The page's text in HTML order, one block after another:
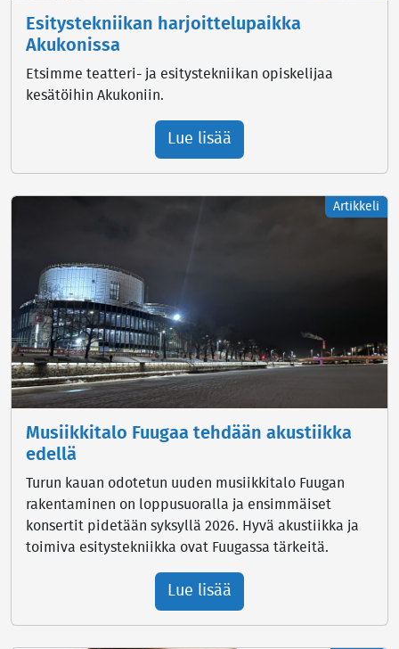
Esitystekniikan harjoittelupaikka
Akukonissa
Etsimme teatteri- ja esitystekniikan opiskelijaa
kesätöihin Akukoniin.
Lue lisää
Artikkeli
Musiikkitalo Fuugaa tehdään akustiikka
edellä
Turun kauan odotetun uuden musiikkitalo Fuugan
rakentaminen on loppusuoralla ja ensimmäiset
konsertit pidetään syksyllä 2026. Hyvä akustiikka ja
toimiva esitystekniikka ovat Fuugassa tärkeitä.
Lue lisää